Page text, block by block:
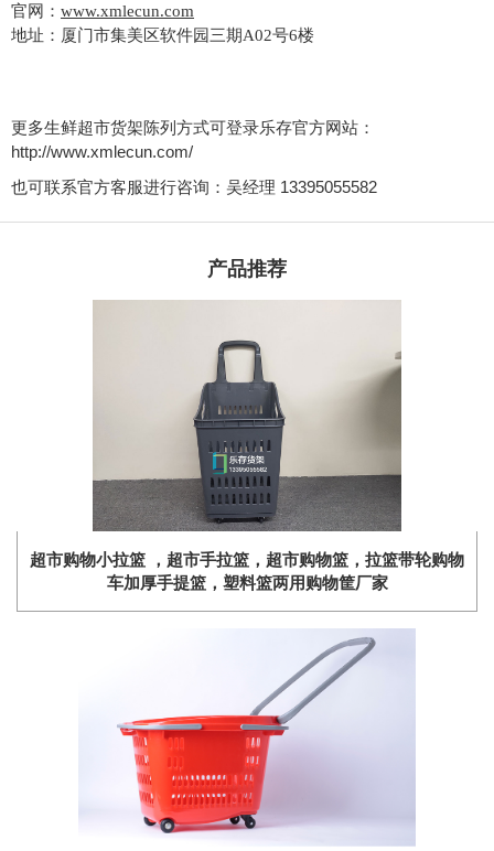
官网： www.xmlecun.com
地址：厦门市集美区软件园三期A02号6楼
更多生鲜超市货架陈列方式可登录乐存官方网站：
http://www.xmlecun.com/
也可联系官方客服进行咨询：吴经理 13395055582
产品推荐
超市购物小拉篮 ，超市手拉篮，超市购物篮，拉篮带轮购物
车加厚手提篮，塑料篮两用购物筐厂家